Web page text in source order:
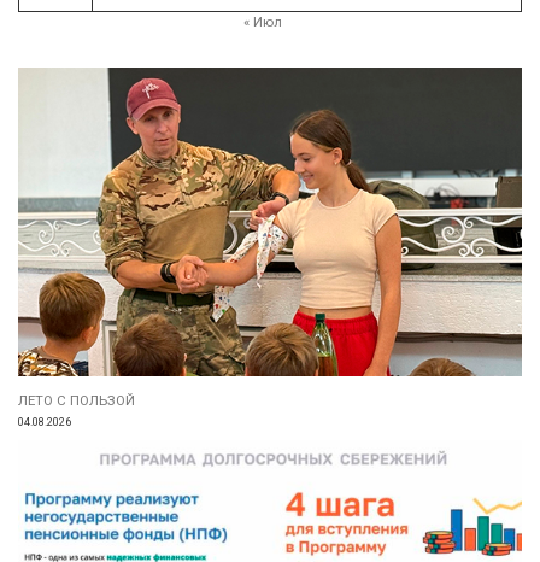
« Июл
ЛЕТО С ПОЛЬЗОЙ
04.08.2026